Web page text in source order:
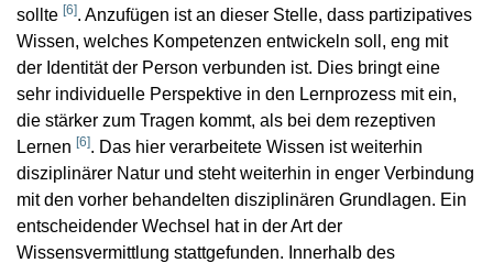
sollte [6]. Anzufügen ist an dieser Stelle, dass partizipatives
Wissen, welches Kompetenzen entwickeln soll, eng mit
der Identität der Person verbunden ist. Dies bringt eine
sehr individuelle Perspektive in den Lernprozess mit ein,
die stärker zum Tragen kommt, als bei dem rezeptiven
Lernen [6]. Das hier verarbeitete Wissen ist weiterhin
disziplinärer Natur und steht weiterhin in enger Verbindung
mit den vorher behandelten disziplinären Grundlagen. Ein
entscheidender Wechsel hat in der Art der
Wissensvermittlung stattgefunden. Innerhalb des